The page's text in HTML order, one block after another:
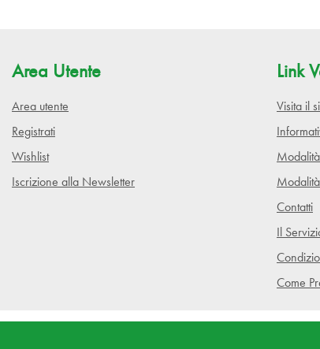
Area Utente
Area utente
Registrati
Wishlist
Iscrizione alla Newsletter
Link
Visita il
Contatti
Il
Come